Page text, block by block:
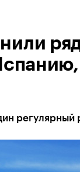
регулярный